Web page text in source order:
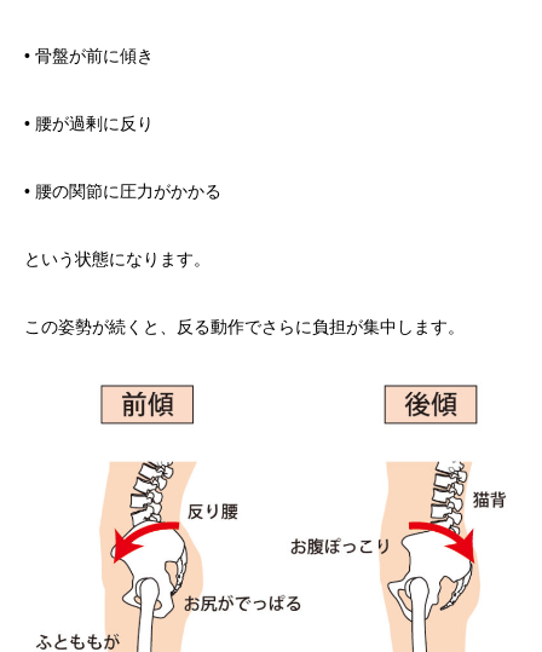
• 骨盤が前に傾き
• 腰が過剰に反り
• 腰の関節に圧力がかかる
という状態になります。
この姿勢が続くと、反る動作でさらに負担が集中します。